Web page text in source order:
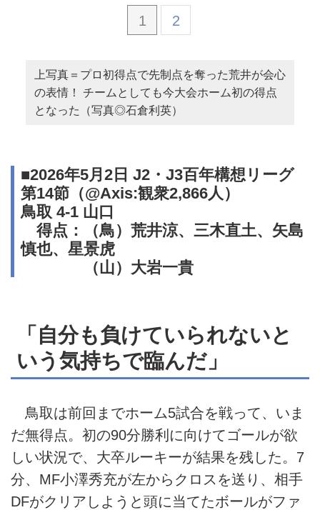
1 2
上写真＝プロ初得点で先制点を奪った荒井が会心
の表情！ チームとしても今大会ホーム初の得点
となった（写真◎石倉利英）
■2026年5月2日 J2・J3百年構想リーグ
第14節（@Axis:観衆2,866人）
鳥取 4-1 山口
得点：（鳥）荒井涼、三木直土、矢島
慎也、星景虎
（山）大岩一貴
「自分も負けていられないと
いう気持ちで臨んだ」
鳥取は前回までホーム5試合を戦って、いま
だ無得点。初の90分勝利に向けてゴールが欲
しい状況で、大卒ルーキーが結果を残した。7
分、MF小澤秀充が左からクロスを送り、相手
DFがクリアしようと頭に当てたボールがファ